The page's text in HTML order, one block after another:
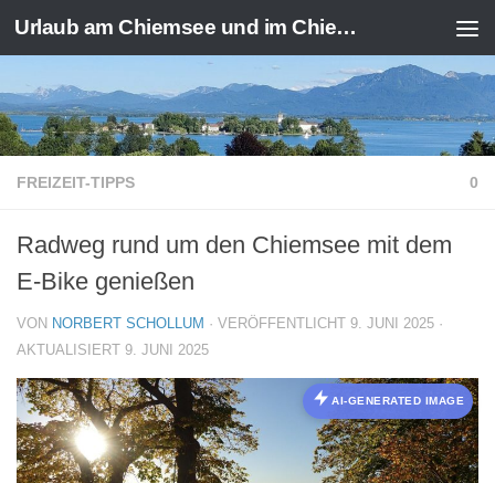
Zum Inhalt springen Urlaub am Chiemsee und im Chiemgau
FREIZEIT-TIPPS 0
Radweg rund um den Chiemsee mit dem
E-Bike genießen
VON NORBERT SCHOLLUM · VERÖFFENTLICHT 9. JUNI 2025 ·
AKTUALISIERT 9. JUNI 2025
AI-GENERATED IMAGE